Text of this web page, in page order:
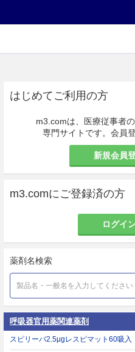
はじめてご利用の方
m3.comは、医療従事者
専門サイトです。会員
新規会員
m3.comにご登録済の方
ログイ
薬剤名検索
呼吸器官用薬関連薬剤
スピリーバ2.5μgレスピマット60吸入